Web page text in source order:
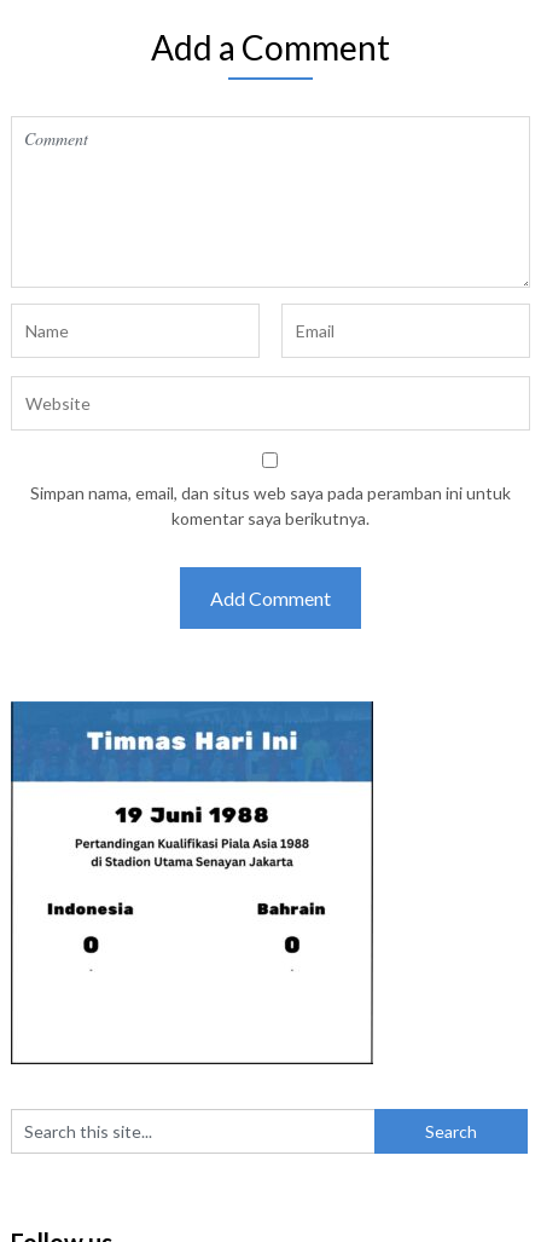
Add a Comment
Simpan nama, email, dan situs web saya pada peramban ini untuk
komentar saya berikutnya.